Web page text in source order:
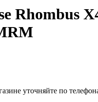
Rhombus
уточняйте по